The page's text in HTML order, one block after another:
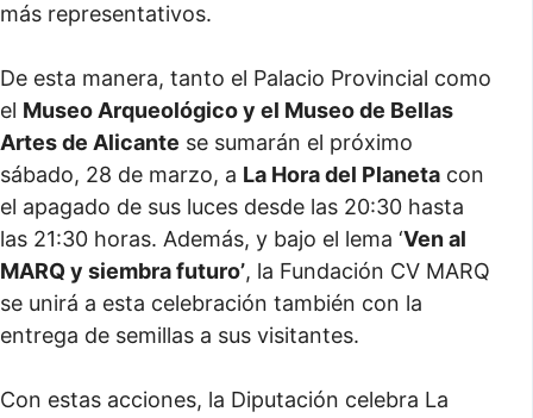
más representativos.
De esta manera, tanto el Palacio Provincial como
el Museo Arqueológico y el Museo de Bellas
Artes de Alicante se sumarán el próximo
sábado, 28 de marzo, a La Hora del Planeta con
el apagado de sus luces desde las 20:30 hasta
las 21:30 horas. Además, y bajo el lema ‘Ven al
MARQ y siembra futuro’, la Fundación CV MARQ
se unirá a esta celebración también con la
entrega de semillas a sus visitantes.
Con estas acciones, la Diputación celebra La